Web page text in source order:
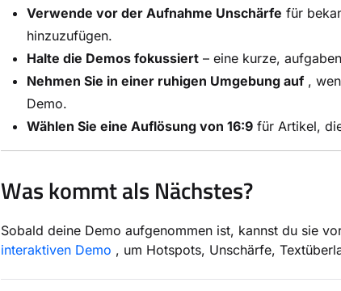
Verwende vor der Aufnahme Unschärfe für
hinzuzufügen.
Halte die Demos fokussiert – eine kurze,
Nehmen Sie in einer ruhigen Umgebung auf,
Demo.
Wählen Sie eine Auflösung von 16:9 für Artikel,
Was kommt als Nächstes?
Sobald deine Demo aufgenommen ist, kannst du sie
interaktiven Demo , um Hotspots, Unschärfe,